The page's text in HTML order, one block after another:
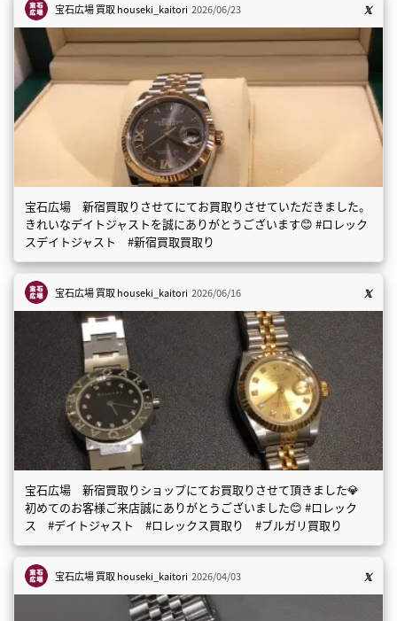
宝石広場 買取houseki_kaitori 2026/06/23
宝石広場 新宿買取りさせてにてお買取りさせていただきました。
きれいなデイトジャストを誠にありがとうございます😊 #ロレック
スデイトジャスト #新宿買取買取り
宝石広場 買取houseki_kaitori 2026/06/16
宝石広場 新宿買取りショップにてお買取りさせて頂きました💎
初めてのお客様ご来店誠にありがとうございました😊 #ロレック
ス #デイトジャスト #ロレックス買取り #ブルガリ買取り
宝石広場 買取houseki_kaitori 2026/04/03